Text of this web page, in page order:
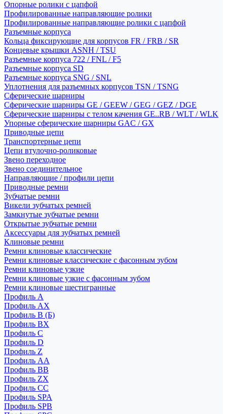
Опорные ролики с цапфой
Профилированные направляющие ролики
Профилированные направляющие ролики с цапфой
Разъемные корпуса
Кольца фиксирующие для корпусов FR / FRB / SR
Концевые крышки ASNH / TSU
Разъемные корпуса 722 / FNL / F5
Разъемные корпуса SD
Разъемные корпуса SNG / SNL
Уплотнения для разъемных корпусов TSN / TSNG
Сферические шарниры
Сферические шарниры GE / GEEW / GEG / GEZ / DGE
Сферические шарниры с телом качения GE..RB / WLT / WLK
Упорные сферические шарниры GAC / GX
Приводные цепи
Транспортерные цепи
Цепи втулочно-роликовые
Звено переходное
Звено соединительное
Направляющие / профили цепи
Приводные ремни
Зубчатые ремни
Викели зубчатых ремней
Замкнутые зубчатые ремни
Открытые зубчатые ремни
Аксессуары для зубчатых ремней
Клиновые ремни
Ремни клиновые классические
Ремни клиновые классические с фасонным зубом
Ремни клиновые узкие
Ремни клиновые узкие с фасонным зубом
Ремни клиновые шестигранные
Профиль A
Профиль AX
Профиль B (Б)
Профиль BX
Профиль C
Профиль D
Профиль Z
Профиль АА
Профиль BB
Профиль ZX
Профиль CC
Профиль SPA
Профиль SPB